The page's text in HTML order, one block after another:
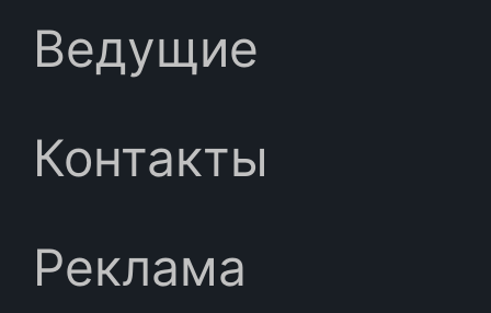
Ведущие
Контакты
Реклама